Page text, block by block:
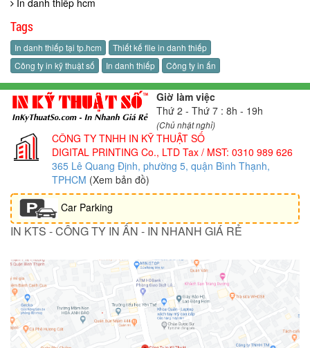
In danh thiếp hcm
Tags
In danh thiếp tại tp.hcm
Thiết kế file in danh thiếp
Công ty in kỹ thuật số
In danh thiếp Công ty in ấn
Giờ làm việc
Thứ 2 - Thứ 7 : 8h - 19h
(Chủ nhật nghỉ)
CÔNG TY TNHH IN KỸ THUẬT SỐ
DIGITAL PRINTING Co., LTD Tax / MST: 0310 989 626
365 Lê Quang Định, phường 5, quận Bình Thạnh,
TPHCM (Xem bản đồ)
Car Parking
IN KTS - CÔNG TY IN ẤN - IN NHANH GIÁ RẺ